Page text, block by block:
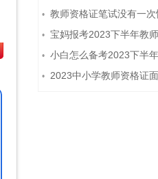
• 教师资格证笔试没有一次性全通过下次需
• 宝妈报考2023下半年教师资格证需要
• 小白怎么备考2023下半年初中教师资
• 2023中小学教师资格证面试考